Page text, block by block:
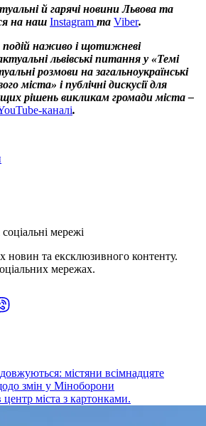
й гарячі новини Львова та
на наш Instagram та Viber.
подій наживо і щотижневі
львівські питання у «Темі
розмови на загальноукраїнські
міста» і публічні дискусії для
рішень викликам громади міста –
каналі.
мережі
новин та ексклюзивного контенту.
мережах.
містяни всімнадцяте
змін у Міноборони
міста з картонками.